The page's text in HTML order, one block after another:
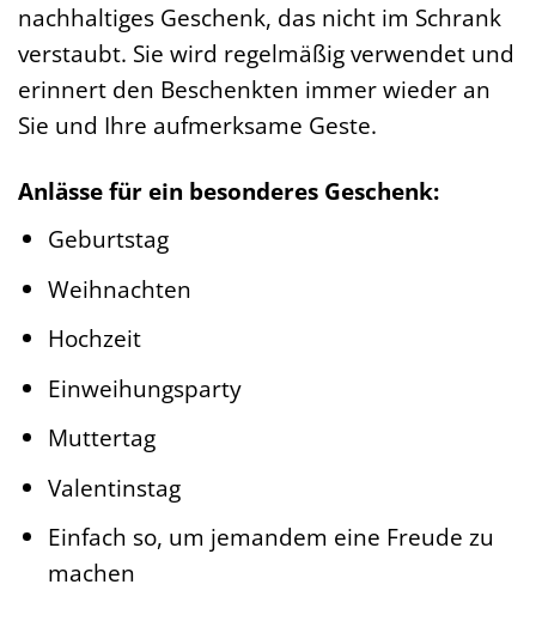
nachhaltiges Geschenk, das nicht im Schrank
verstaubt. Sie wird regelmäßig verwendet und
erinnert den Beschenkten immer wieder an
Sie und Ihre aufmerksame Geste.
Anlässe für ein besonderes Geschenk:
Geburtstag
Weihnachten
Hochzeit
Einweihungsparty
Muttertag
Valentinstag
Einfach so, um jemandem eine Freude zu
machen